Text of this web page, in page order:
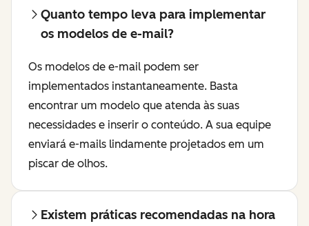
Quanto tempo leva para implementar
os modelos de e-mail?
Os modelos de e-mail podem ser
implementados instantaneamente. Basta
encontrar um modelo que atenda às suas
necessidades e inserir o conteúdo. A sua equipe
enviará e-mails lindamente projetados em um
piscar de olhos.
Existem práticas recomendadas na hora